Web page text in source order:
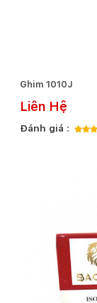
Ghim 1010J
Liên Hệ
Đánh giá :